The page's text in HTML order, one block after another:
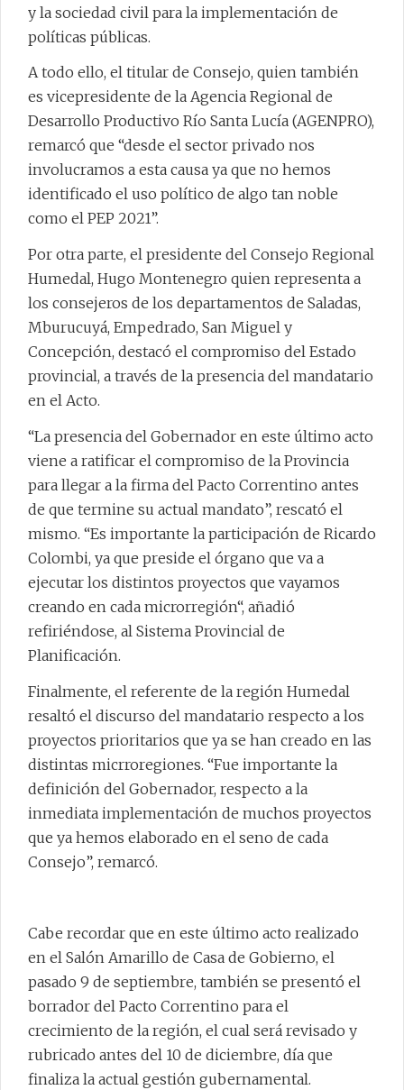
y la sociedad civil para la implementación de
políticas públicas.
A todo ello, el titular de Consejo, quien también
es vicepresidente de la Agencia Regional de
Desarrollo Productivo Río Santa Lucía (AGENPRO),
remarcó que “desde el sector privado nos
involucramos a esta causa ya que no hemos
identificado el uso político de algo tan noble
como el PEP 2021”.
Por otra parte, el presidente del Consejo Regional
Humedal, Hugo Montenegro quien representa a
los consejeros de los departamentos de Saladas,
Mburucuyá, Empedrado, San Miguel y
Concepción, destacó el compromiso del Estado
provincial, a través de la presencia del mandatario
en el Acto.
“La presencia del Gobernador en este último acto
viene a ratificar el compromiso de la Provincia
para llegar a la firma del Pacto Correntino antes
de que termine su actual mandato”, rescató el
mismo. “Es importante la participación de Ricardo
Colombi, ya que preside el órgano que va a
ejecutar los distintos proyectos que vayamos
creando en cada microrregión“, añadió
refiriéndose, al Sistema Provincial de
Planificación.
Finalmente, el referente de la región Humedal
resaltó el discurso del mandatario respecto a los
proyectos prioritarios que ya se han creado en las
distintas micrroregiones. “Fue importante la
definición del Gobernador, respecto a la
inmediata implementación de muchos proyectos
que ya hemos elaborado en el seno de cada
Consejo”, remarcó.
Cabe recordar que en este último acto realizado
en el Salón Amarillo de Casa de Gobierno, el
pasado 9 de septiembre, también se presentó el
borrador del Pacto Correntino para el
crecimiento de la región, el cual será revisado y
rubricado antes del 10 de diciembre, día que
finaliza la actual gestión gubernamental.